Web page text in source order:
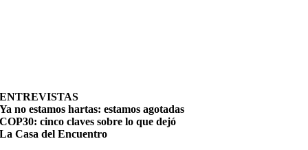
ENTREVISTAS
Ya no estamos hartas: estamos agotadas
COP30: cinco claves sobre lo que dejó
La Casa del Encuentro